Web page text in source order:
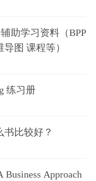
助学习资料（BPP
图 课程等）
练习册
比较好？
Approach